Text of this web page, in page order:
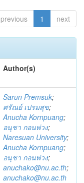
previous 1 next
Author(s)
Sarun Premsuk;
ศรัณย์ เปรมสุข;
Anucha Kornpuang;
อนุชา กอนพ่วง;
Naresuan University;
Anucha Kornpuang;
อนุชา กอนพ่วง;
anuchako@nu.ac.th;
anuchako@nu.ac.th